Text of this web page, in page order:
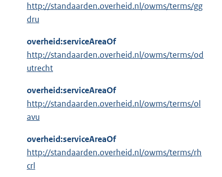
http://standaarden.overheid.nl/owms/terms/gg
dru
overheid:serviceAreaOf
http://standaarden.overheid.nl/owms/terms/od
utrecht
overheid:serviceAreaOf
http://standaarden.overheid.nl/owms/terms/ol
avu
overheid:serviceAreaOf
http://standaarden.overheid.nl/owms/terms/rh
crl